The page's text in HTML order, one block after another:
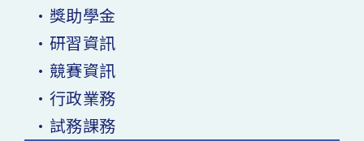
•獎助學金
•研習資訊
•競賽資訊
•行政業務
•試務課務